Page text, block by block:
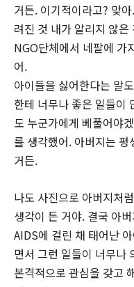
거든. 이기적이라고? 맞
려진 것 내가 알리지 않
NGO단체에서 네팔에 가
어.
아이들을 싫어한다는 말
한테 너무나 좋은 일들이
도 누군가에게 베풀어야
를 생각했어. 아버지는
거든.
나도 사진으로 아버지처
생각이 든 거야. 결국 아
AIDS에 걸린 채 태어난
면서 그런 일들이 너무나
본격적으로 관심을 갖고